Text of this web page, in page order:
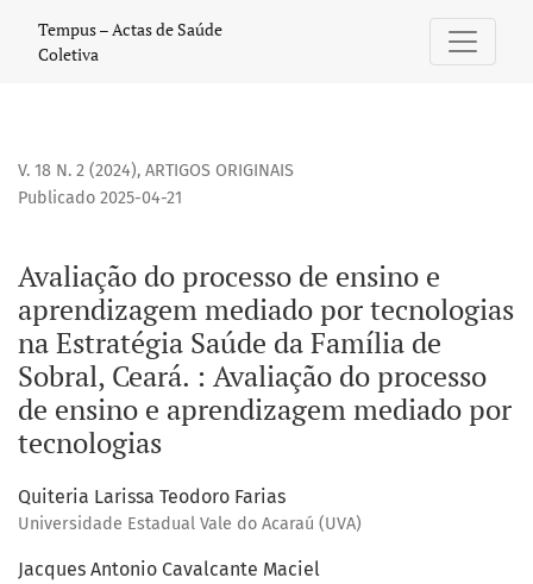
Avaliação do processo de ensino e aprendizagem
Tempus – Actas de Saúde
Coletiva
V. 18 N. 2 (2024), ARTIGOS ORIGINAIS
Avaliação do processo de ensino e
aprendizagem mediado por tecnologias
na Estratégia Saúde da Família de
Sobral, Ceará. : Avaliação do processo
de ensino e aprendizagem mediado por
tecnologias
Publicado 2025-04-21
Quiteria Larissa Teodoro Farias
Universidade Estadual Vale do Acaraú (UVA)
Jacques Antonio Cavalcante Maciel